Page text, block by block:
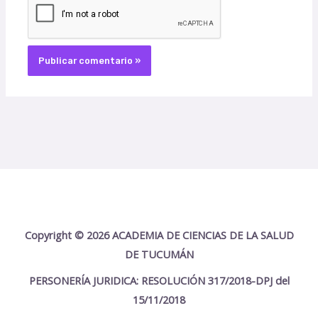
Copyright © 2026 ACADEMIA DE CIENCIAS DE LA SALUD
DE TUCUMÁN
PERSONERÍA JURIDICA: RESOLUCIÓN 317/2018-DPJ del
15/11/2018